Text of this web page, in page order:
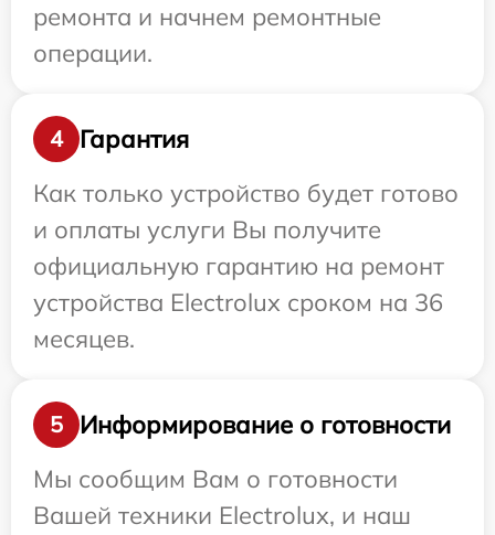
ремонта и начнем ремонтные
операции.
4
Гарантия
Как только устройство будет готово
и оплаты услуги Вы получите
официальную гарантию на ремонт
устройства Electrolux сроком на 36
месяцев.
5
Информирование о готовности
Мы сообщим Вам о готовности
Вашей техники Electrolux, и наш